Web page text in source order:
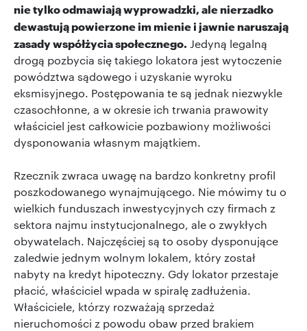
nie tylko odmawiają wyprowadzki, ale nierzadko
dewastują powierzone im mienie i jawnie naruszają
zasady współżycia społecznego. Jedyną legalną
drogą pozbycia się takiego lokatora jest wytoczenie
powództwa sądowego i uzyskanie wyroku
eksmisyjnego. Postępowania te są jednak niezwykle
czasochłonne, a w okresie ich trwania prawowity
właściciel jest całkowicie pozbawiony możliwości
dysponowania własnym majątkiem.
Rzecznik zwraca uwagę na bardzo konkretny profil
poszkodowanego wynajmującego. Nie mówimy tu o
wielkich funduszach inwestycyjnych czy firmach z
sektora najmu instytucjonalnego, ale o zwykłych
obywatelach. Najczęściej są to osoby dysponujące
zaledwie jednym wolnym lokalem, który został
nabyty na kredyt hipoteczny. Gdy lokator przestaje
płacić, właściciel wpada w spiralę zadłużenia.
Właściciele, którzy rozważają sprzedaż
nieruchomości z powodu obaw przed brakiem